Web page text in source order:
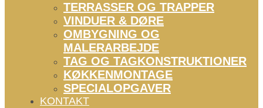
TERRASSER OG TRAPPER
VINDUER & DØRE
OMBYGNING OG
MALERARBEJDE
TAG OG TAGKONSTRUKTIONER
KØKKENMONTAGE
SPECIALOPGAVER
KONTAKT